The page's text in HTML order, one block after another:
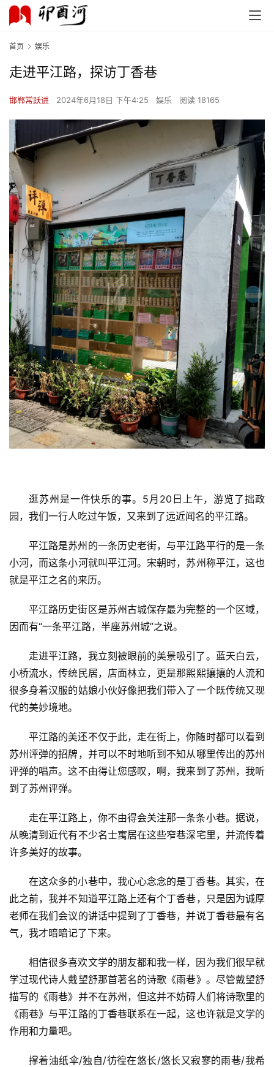
首页 娱乐
走进平江路，探访丁香巷
邯郸常跃进 2024年6月18日 下午4:25 娱乐 阅读 18165
逛苏州是一件快乐的事。5月20日上午，游览了拙政
园，我们一行人吃过午饭，又来到了远近闻名的平江路。
平江路是苏州的一条历史老街，与平江路平行的是一条
小河，而这条小河就叫平江河。宋朝时，苏州称平江，这也
就是平江之名的来历。
平江路历史街区是苏州古城保存最为完整的一个区域，
因而有“一条平江路，半座苏州城”之说。
走进平江路，我立刻被眼前的美景吸引了。蓝天白云，
小桥流水，传统民居，店面林立，更是那熙熙攘攘的人流和
很多身着汉服的姑娘小伙好像把我们带入了一个既传统又现
代的美妙境地。
平江路的美还不仅于此，走在街上，你随时都可以看到
苏州评弹的招牌，并可以不时地听到不知从哪里传出的苏州
评弹的唱声。这不由得让您感叹，啊，我来到了苏州，我听
到了苏州评弹。
走在平江路上，你不由得会关注那一条条小巷。据说，
从晚清到近代有不少名士寓居在这些窄巷深宅里，并流传着
许多美好的故事。
在这众多的小巷中，我心心念念的是丁香巷。其实，在
此之前，我并不知道平江路上还有个丁香巷，只是因为诚厚
老师在我们会议的讲话中提到了丁香巷，并说丁香巷最有名
气，我才暗暗记了下来。
相信很多喜欢文学的朋友都和我一样，因为我们很早就
学过现代诗人戴望舒那首著名的诗歌《雨巷》。尽管戴望舒
描写的《雨巷》并不在苏州，但这并不妨碍人们将诗歌里的
《雨巷》与平江路的丁香巷联系在一起，这也许就是文学的
作用和力量吧。
撑着油纸伞/独自/彷徨在悠长/悠长又寂寥的雨巷/我希